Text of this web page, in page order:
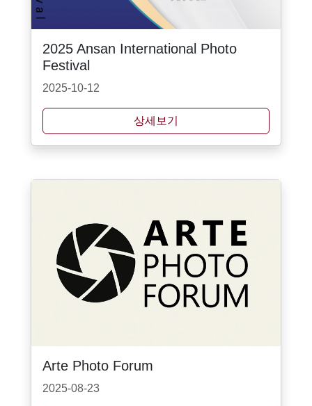
2025 Ansan International Photo
Festival
2025-10-12
상세보기
Arte Photo Forum
2025-08-23